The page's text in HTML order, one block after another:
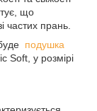
що
частих прань.
подушка
у розмірі